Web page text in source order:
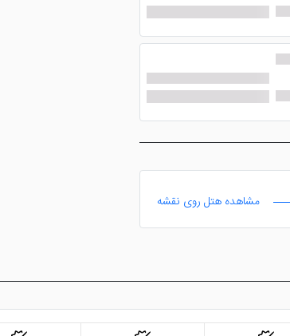
شده که انواع نوشیدنی های مشروع و غیر مشروع را
از شب ادامه خواهد داشت. موسیقی جاز و چشم اندازی از
استانبول چه امکاناتی
د بوسفوروس استانبول امکاناتی همچون مجموعه
نیز به پیشرفته ترین دستگاه های تناسب اندام مجهز
مکانی خوبش به خیابان نیشانتاشی نزدیک می باشد
می توان ظرافت معماری مدرنیته و نوستالژیک رادرون
مشاهده هتل روی نقشه